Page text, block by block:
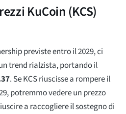
KuCoin (KCS)
previste entro il 2029, ci
trend rialzista, portando il
. Se KCS riuscisse a rompere il
potremmo vedere un prezzo
a raccogliere il sostegno di